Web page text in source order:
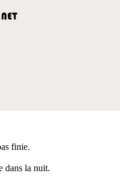
finie.
dans la nuit.